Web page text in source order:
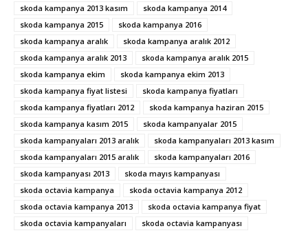
skoda kampanya 2013 kasım
skoda kampanya 2014
skoda kampanya 2015
skoda kampanya 2016
skoda kampanya aralık
skoda kampanya aralık 2012
skoda kampanya aralık 2013
skoda kampanya aralık 2015
skoda kampanya ekim
skoda kampanya ekim 2013
skoda kampanya fiyat listesi
skoda kampanya fiyatları
skoda kampanya fiyatları 2012
skoda kampanya haziran 2015
skoda kampanya kasım 2015
skoda kampanyalar 2015
skoda kampanyaları 2013 aralık
skoda kampanyaları 2013 kasım
skoda kampanyaları 2015 aralık
skoda kampanyaları 2016
skoda kampanyası 2013
skoda mayıs kampanyası
skoda octavia kampanya
skoda octavia kampanya 2012
skoda octavia kampanya 2013
skoda octavia kampanya fiyat
skoda octavia kampanyaları
skoda octavia kampanyası